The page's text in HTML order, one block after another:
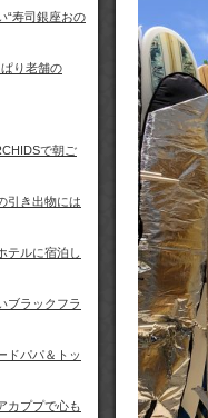
“寿司銀座おの
り老舗の
で朝ご
引き出物には
テルに宿泊し
ブラックフラ
ドパパ＆トッ
カププで心も